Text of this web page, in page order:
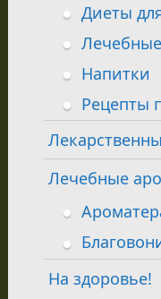
Диеты
Напитки
Рецепты
Лечебные
На здоровье!